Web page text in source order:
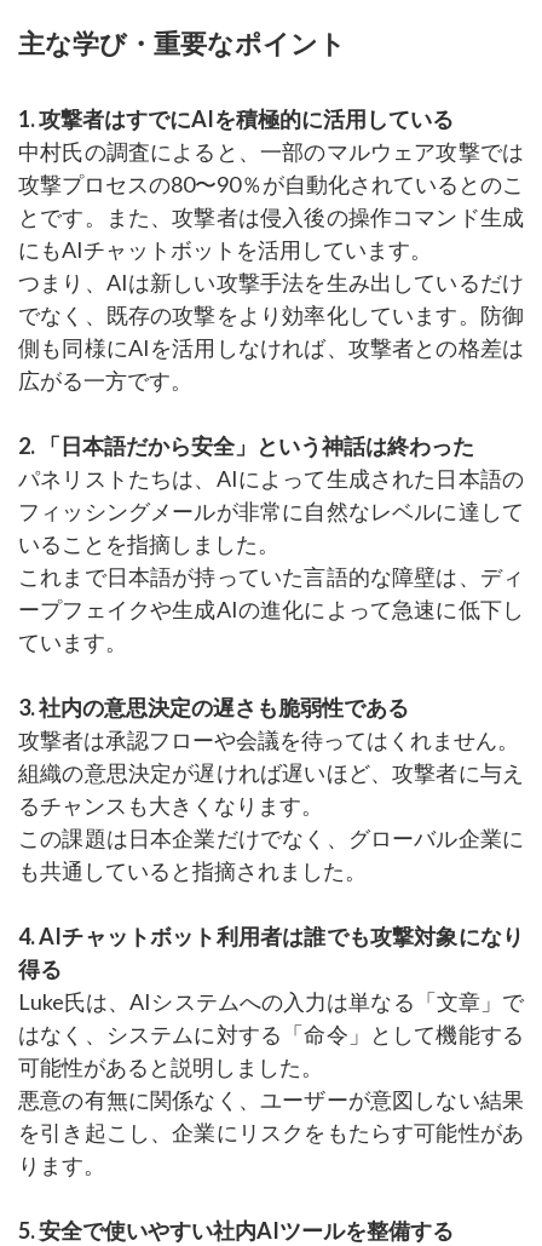
主な学び・重要なポイント
1. 攻撃者はすでにAIを積極的に活用している
中村氏の調査によると、一部のマルウェア攻撃では
攻撃プロセスの80〜90％が自動化されているとのこ
とです。また、攻撃者は侵入後の操作コマンド生成
にもAIチャットボットを活用しています。
つまり、AIは新しい攻撃手法を生み出しているだけ
でなく、既存の攻撃をより効率化しています。防御
側も同様にAIを活用しなければ、攻撃者との格差は
広がる一方です。
2. 「日本語だから安全」という神話は終わった
パネリストたちは、AIによって生成された日本語の
フィッシングメールが非常に自然なレベルに達して
いることを指摘しました。
これまで日本語が持っていた言語的な障壁は、ディ
ープフェイクや生成AIの進化によって急速に低下し
ています。
3. 社内の意思決定の遅さも脆弱性である
攻撃者は承認フローや会議を待ってはくれません。
組織の意思決定が遅ければ遅いほど、攻撃者に与え
るチャンスも大きくなります。
この課題は日本企業だけでなく、グローバル企業に
も共通していると指摘されました。
4. AIチャットボット利用者は誰でも攻撃対象になり
得る
Luke氏は、AIシステムへの入力は単なる「文章」で
はなく、システムに対する「命令」として機能する
可能性があると説明しました。
悪意の有無に関係なく、ユーザーが意図しない結果
を引き起こし、企業にリスクをもたらす可能性があ
ります。
5. 安全で使いやすい社内AIツールを整備する